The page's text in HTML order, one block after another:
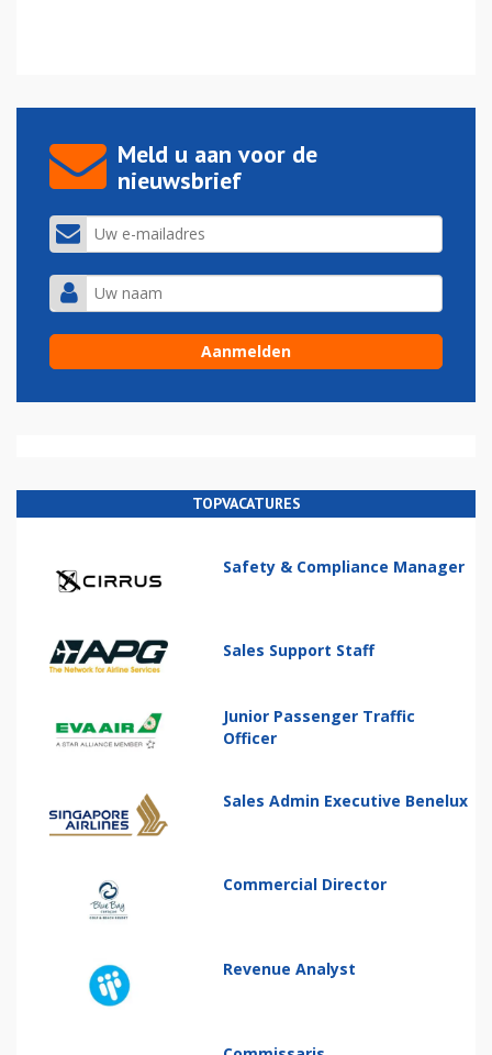
Meld u aan voor de
nieuwsbrief
TOPVACATURES
Safety & Compliance Manager
Sales Support Staff
Junior Passenger Traffic
Officer
Sales Admin Executive Benelux
Commercial Director
Revenue Analyst